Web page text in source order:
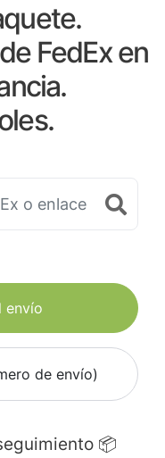
FedEx en
envío
de envío)
📦